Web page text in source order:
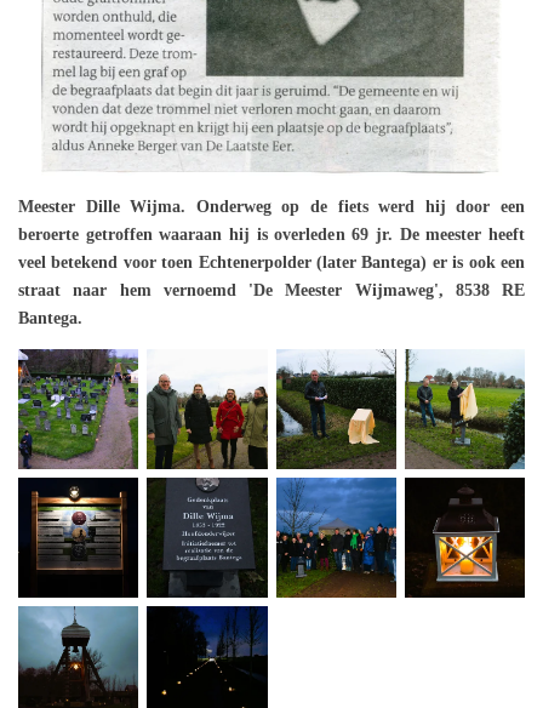
Meester Dille Wijma. Onderweg op de fiets werd hij door een
beroerte getroffen waaraan hij is overleden 69 jr. De meester heeft
veel betekend voor toen Echtenerpolder (later Bantega) er is ook een
straat naar hem vernoemd 'De Meester Wijmaweg', 8538 RE
Bantega.